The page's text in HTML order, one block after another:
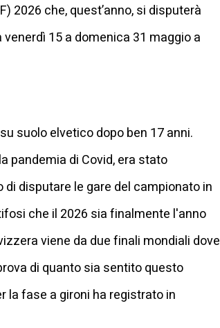
2026 che, quest’anno, si disputerà
15 a domenica 31 maggio a
suolo elvetico dopo ben 17 anni.
pandemia di Covid, era stato
disputare le gare del campionato in
che il 2026 sia finalmente l'anno
viene da due finali mondiali dove
di quanto sia sentito questo
la fase a gironi ha registrato in